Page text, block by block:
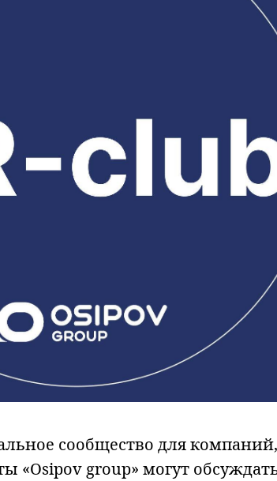
сообщество для
«Osipov group» могут